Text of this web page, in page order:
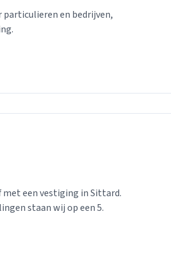
en bedrijven,
een vestiging in Sittard.
staan wij op een 5.